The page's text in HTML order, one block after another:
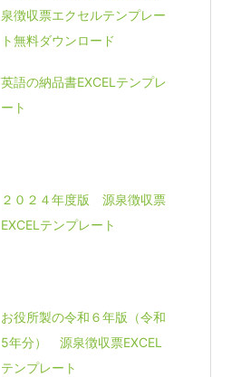
泉徴収票エクセルテンプレー
ト無料ダウンロード
英語の納品書EXCELテンプレ
ート
２０２４年度版 源泉徴収票
EXCELテンプレート
お役所製の令和６年版（令和
5年分） 源泉徴収票EXCEL
テンプレート